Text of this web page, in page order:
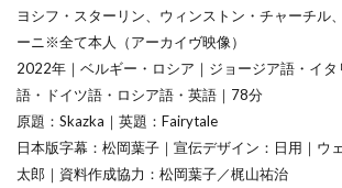
ヨシフ・スターリン、ウィンストン・チャーチル
ーニ※全て本人（アーカイヴ映像）
2022年｜ベルギー・ロシア｜ジョージア語・イタ
語・ドイツ語・ロシア語・英語｜78分
原題：Skazka｜英題：Fairytale
日本版字幕：松岡葉子｜宣伝デザイン：日用｜ウ
太郎｜資料作成協力：松岡葉子／梶山祐治